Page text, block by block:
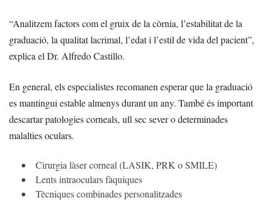
“Analitzem factors com el gruix de la còrnia, l’estabilitat de la
graduació, la qualitat lacrimal, l’edat i l’estil de vida del pacient”,
explica el Dr. Alfredo Castillo.
En general, els especialistes recomanen esperar que la graduació
es mantingui estable almenys durant un any. També és important
descartar patologies corneals, ull sec sever o determinades
malalties oculars.
Cirurgia làser corneal (LASIK, PRK o SMILE)
Lents intraoculars fàquiques
Tècniques combinades personalitzades